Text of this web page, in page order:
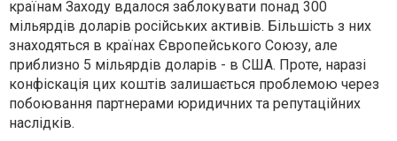
країнам Заходу вдалося заблокувати понад 300
мільярдів доларів російських активів. Більшість з них
знаходяться в країнах Європейського Союзу, але
приблизно 5 мільярдів доларів - в США. Проте, наразі
конфіскація цих коштів залишається проблемою через
побоювання партнерами юридичних та репутаційних
наслідків.